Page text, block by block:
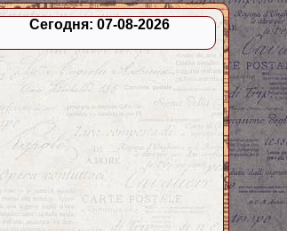
Сегодня: 07-08-2026